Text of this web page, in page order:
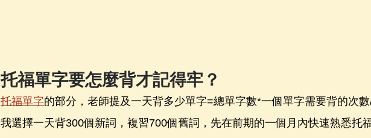
托福單字要怎麼背才記得牢？
托福單字的部分，老師提及一天背多少單字=總單字數*一個單字需要背的次
我選擇一天背300個新詞，複習700個舊詞，先在前期的一個月內快速熟悉托